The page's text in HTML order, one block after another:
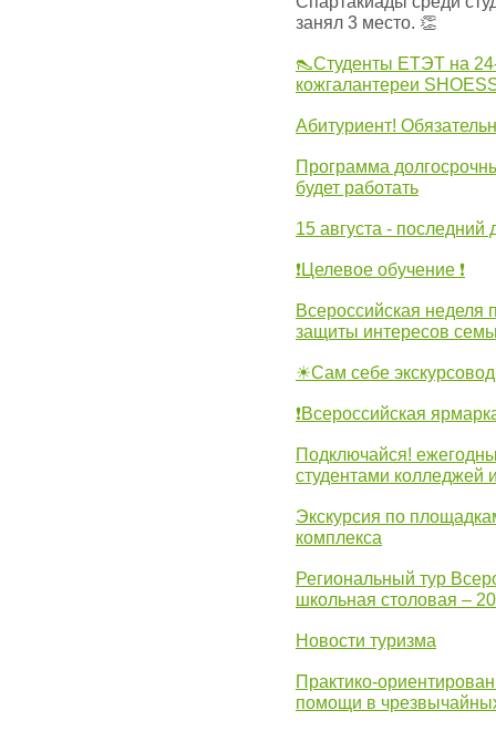
занял 3 место. 👏
👠Студенты ЕТЭТ на
кожгалантереи
Абитуриент!
Программа
будет работать
15 августа - последний
❗Целевое обучение ❗
Всероссийская
защиты интересов
☀Сам себе экскурсовод
❗Всероссийская
Подключайся!
студентами колледжей
Экскурсия по
комплекса
Региональный тур
школьная столовая –
Новости туризма
Практико-
помощи в